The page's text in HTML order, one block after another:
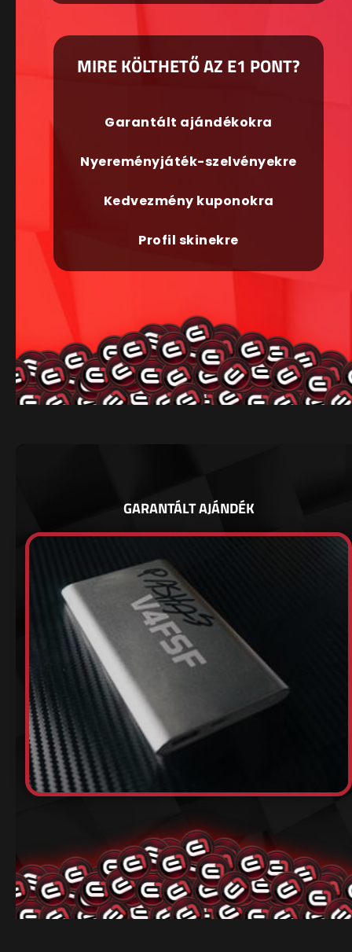
MIRE KÖLTHETŐ AZ E1 PONT?
Garantált ajándékokra
Nyereményjáték-szelvényekre
Kedvezmény kuponokra
Profil skinekre
GARANTÁLT AJÁNDÉK